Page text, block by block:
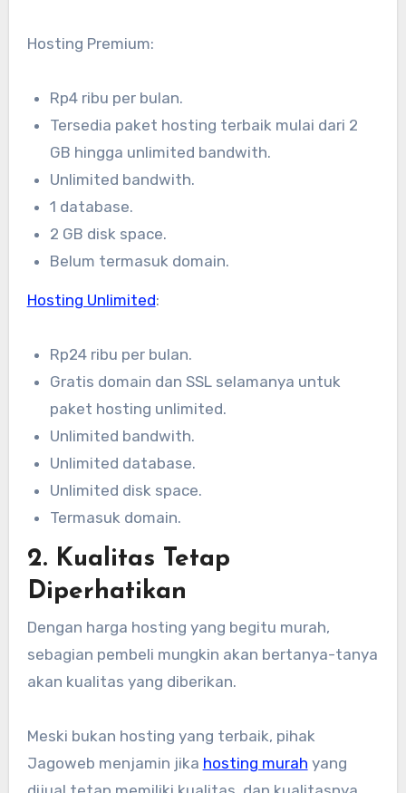
Hosting Premium:
Rp4 ribu per bulan.
Tersedia paket hosting terbaik mulai dari 2
GB hingga unlimited bandwith.
Unlimited bandwith.
1 database.
2 GB disk space.
Belum termasuk domain.
Hosting Unlimited:
Rp24 ribu per bulan.
Gratis domain dan SSL selamanya untuk
paket hosting unlimited.
Unlimited bandwith.
Unlimited database.
Unlimited disk space.
Termasuk domain.
2. Kualitas Tetap
Diperhatikan
Dengan harga hosting yang begitu murah,
sebagian pembeli mungkin akan bertanya-tanya
akan kualitas yang diberikan.
Meski bukan hosting yang terbaik, pihak
Jagoweb menjamin jika hosting murah yang